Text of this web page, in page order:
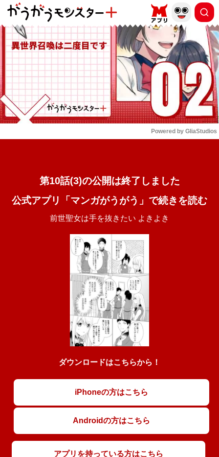
もっと読む
Powered by GliaStudios
第10話(3)の公開は終了しました
公式アプリ「マンガがうがう」で続きを読む
前世聖女は手を抜きたい よきよき
ダウンロードはこちらから！
iPhoneの方はこちら
Androidの方はこちら
アプリを持っている方はこちら